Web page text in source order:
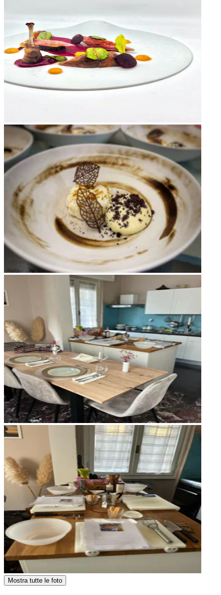
Mostra tutte le foto